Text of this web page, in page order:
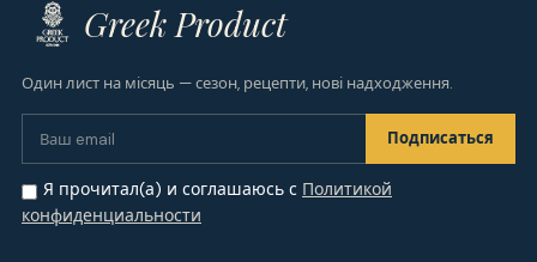
Greek Product
Один лист на місяць — сезон, рецепти, нові надходження.
Я прочитал(а) и соглашаюсь с Политикой
конфиденциальности